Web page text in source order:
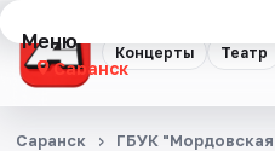
Концерты Театр
Меню
Саранск
Концерты
Саранск ГБУК "Мордовская